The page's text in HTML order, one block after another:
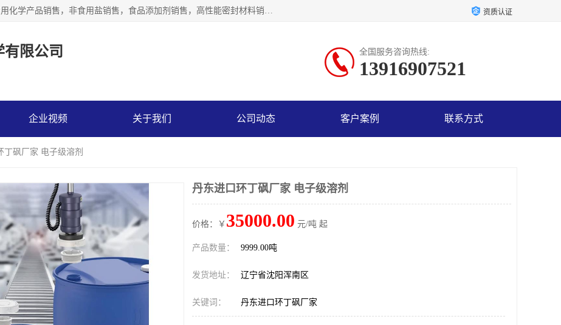
沈阳默塔化学有限公司经营范围包括：化工产品销售，专用化学产品销售，非食用盐销售，食品添加剂销售，高性能密封材料销售，涂料销售，合成材料销售，工程塑料及合成树脂销售等；主要产品有高纯电子级环丁砜，总金属离子可控制在ppb级别、纯度高、颜色浅、耐高温分解时间长，特别适合于半导体制造，硅片晶圆制造，清洗湿电子化学品，锂电池电解液，电子油墨，特种材料等高端行业；也适用于医药合成。 资质认证
限公司 全国服务咨询热线:
13916907521
企业视频 关于我们 公司动态 客户案例 联系方式
丁砜厂家 电子级溶剂
丹东进口环丁砜厂家 电子级溶剂
价格：￥ 35000.00 元/吨 起
产品数量： 9999.00吨
发货地址： 辽宁省沈阳浑南区
关键词： 丹东进口环丁砜厂家